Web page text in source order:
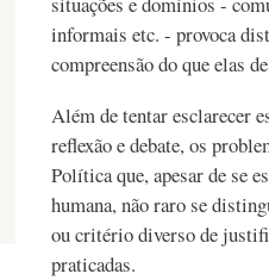
informais etc. - provoca
compreensão do que elas
Além de tentar esclarecer
reflexão e debate, os
Política que, apesar de se
humana, não raro se
ou critério diverso de
praticadas.